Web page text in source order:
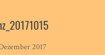
2017